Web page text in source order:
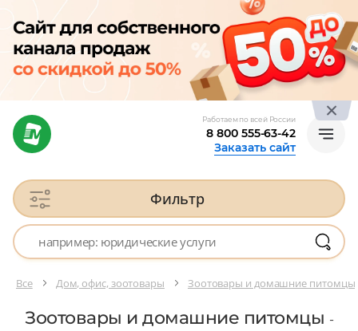
Работаем по всей России
8 800 555-63-42
Заказать сайт
Фильтр
Все Дом, офис, зоотовары Зоотовары и домашние питомцы
Зоотовары и домашние питомцы -